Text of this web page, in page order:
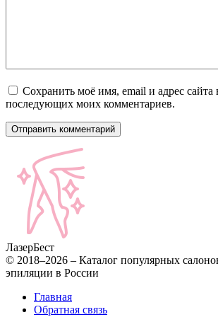
Сохранить моё имя, email и адрес сайта
последующих моих комментариев.
ЛазерБест
© 2018–2026 – Каталог популярных
эпиляции в России
Главная
Обратная связь